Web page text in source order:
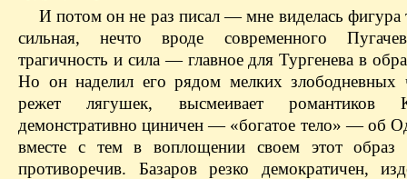
И потом он не раз писал — мне виделась фигура
сильная, нечто вроде современного
трагичность и сила — главное для Тургенева в
Но он наделил его рядом мелких злободневных
режет лягушек, высмеивает романтиков
демонстративно циничен — «богатое тело» — об
вместе с тем в воплощении своем этот образ
противоречив. Базаров резко демократичен,